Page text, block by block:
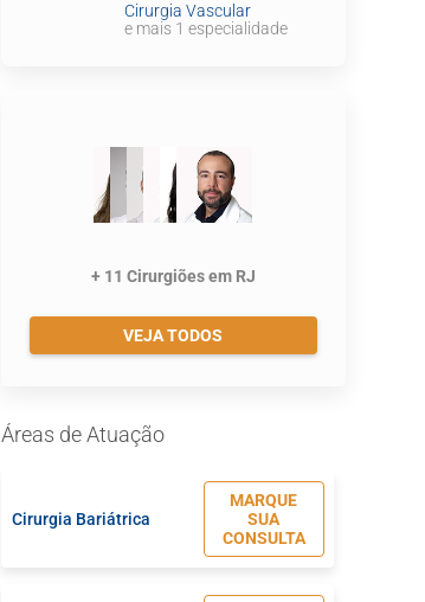
Cirurgia Vascular
e mais 1 especialidade
+ 11 Cirurgiões em RJ
VEJA TODOS
Áreas de Atuação
Cirurgia Bariátrica
MARQUE
SUA
CONSULTA